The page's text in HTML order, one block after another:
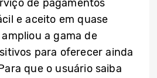
de pagamentos
e aceito em quase
a gama de
para oferecer ainda
que o usuário saiba